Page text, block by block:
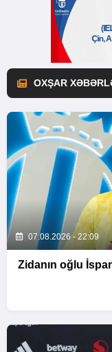
OXŞAR
07.08.2026 - 22:09
Zidanın oğlu